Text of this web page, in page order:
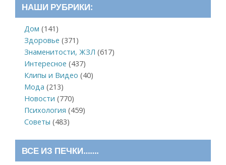
НАШИ РУБРИКИ:
Дом (141)
Здоровье (371)
Знаменитости, ЖЗЛ (617)
Интересное (437)
Клипы и Видео (40)
Мода (213)
Новости (770)
Психология (459)
Советы (483)
ВСЕ ИЗ ПЕЧКИ…….